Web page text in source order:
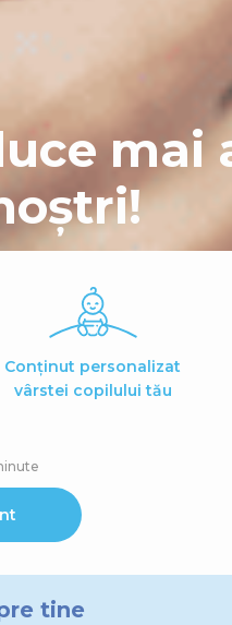
mai
Conținut personalizat
vârstei copilului tău
tine